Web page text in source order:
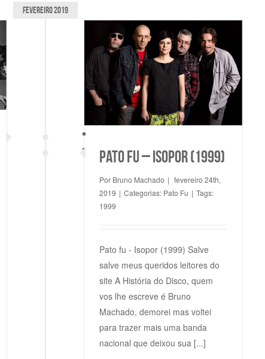
fevereiro 2019
(1999)
Fu
Pato Fu – Isopor (1999)
Pato Fu – Isopor (1999)
Por Bruno Machado | fevereiro 24th,
2019 | Categorias: Pato Fu | Tags:
1999
Pato fu - Isopor (1999) Salve
salve meus queridos leitores do
site A História do Disco, quem
vos lhe escreve é Bruno
Machado, demorei mas voltei
para trazer mais uma banda
nacional que deixou sua [...]